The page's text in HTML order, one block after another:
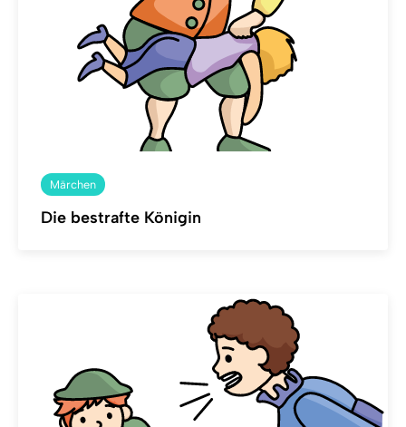
Märchen
Die bestrafte Königin